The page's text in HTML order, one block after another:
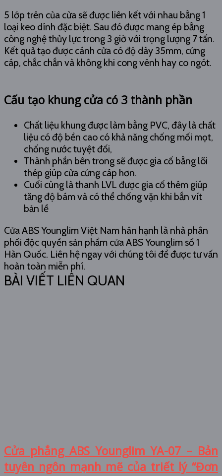
5 lớp trên của cửa sẽ được liên kết với nhau bằng 1
loại keo dính đặc biệt. Sau đó được mang ép bằng
công nghệ thủy lực trong 3 giờ với trọng lượng 7 tấn.
Kết quả tạo được cánh cửa có độ dày 35mm, cứng
cáp, chắc chắn và không khi cong vênh hay co ngót.
Cấu tạo khung cửa có 3 thành phần
Chất liệu khung được làm bằng PVC, đây là chất
liệu có độ bền cao có khả năng chống mối mọt,
chống nước tuyệt đối,
Thành phần bên trong sẽ được gia cố bằng lõi
thép giúp cửa cứng cáp hơn.
Cuối cùng là thanh LVL được gia cố thêm giúp
tăng độ bám và có thể chống vặn khi bắn vít
bản lề
Cửa ABS Younglim Việt Nam hân hạnh là nhà phân
phối độc quyền sản phẩm cửa ABS Younglim số 1
Hàn Quốc. Liên hệ ngay với chúng tôi để được tư vấn
hoàn toàn miễn phí.
BÀI VIẾT LIÊN QUAN
Cửa phẳng ABS Younglim YA-07 – Bản
tuyên ngôn mạnh mẽ của triết lý “Đơn